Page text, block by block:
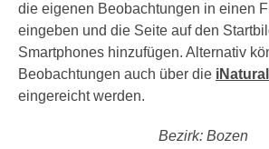
die eigenen Beobachtungen in einen
eingeben und die Seite auf den
Smartphones hinzufügen. Alternativ
Beobachtungen auch über die
eingereicht werden.
Bezirk: Bozen